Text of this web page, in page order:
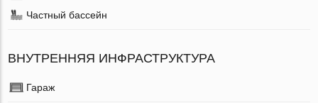
Частный бассейн
ВНУТРЕННЯЯ ИНФРАСТРУКТУРА
Гараж